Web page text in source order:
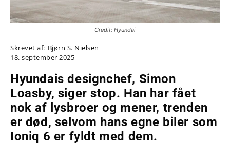
Credit: Hyundai
Skrevet af: Bjørn S. Nielsen
18. september 2025
Hyundais designchef, Simon
Loasby, siger stop. Han har fået
nok af lysbroer og mener, trenden
er død, selvom hans egne biler som
Ioniq 6 er fyldt med dem.